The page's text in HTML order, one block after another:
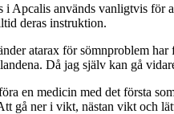
i Apcalis används vanligtvis för
deras instruktion.
atarax för sömnproblem
Då jag själv kan gå
en medicin med det första
gå ner i vikt, nästan vikt och